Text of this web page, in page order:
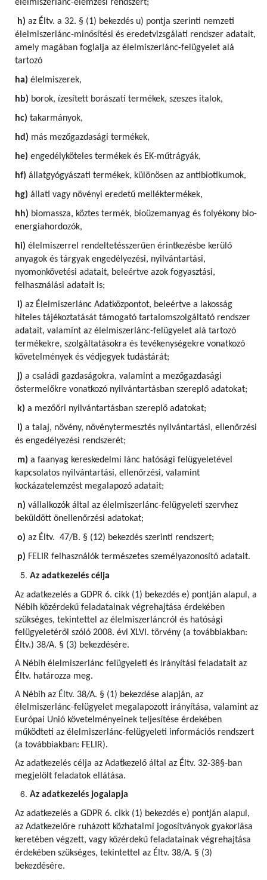
élelmiszerlánc-elemzési rendszert;
h) az Éltv. a 32. § (1) bekezdés u) pontja szerinti nemzeti
élelmiszerlánc-minősítési és eredetvizsgálati rendszer adatait,
amely magában foglalja az élelmiszerlánc-felügyelet alá
tartozó
ha) élelmiszerek,
hb) borok, ízesített borászati termékek, szeszes italok,
hc) takarmányok,
hd) más mezőgazdasági termékek,
he) engedélyköteles termékek és EK-műtrágyák,
hf) állatgyógyászati termékek, különösen az antibiotikumok,
hg) állati vagy növényi eredetű melléktermékek,
hh) biomassza, köztes termék, bioüzemanyag és folyékony bio-
energiahordozók,
hi) élelmiszerrel rendeltetésszerűen érintkezésbe kerülő
anyagok és tárgyak engedélyezési, nyilvántartási,
nyomonkövetési adatait, beleértve azok fogyasztási,
felhasználási adatait is;
i) az Élelmiszerlánc Adatközpontot, beleértve a lakosság
hiteles tájékoztatását támogató tartalomszolgáltató rendszer
adatait, valamint az élelmiszerlánc-felügyelet alá tartozó
termékekre, szolgáltatásokra és tevékenységekre vonatkozó
követelmények és védjegyek tudástárát;
j) a családi gazdaságokra, valamint a mezőgazdasági
őstermelőkre vonatkozó nyilvántartásban szereplő adatokat;
k) a mezőőri nyilvántartásban szereplő adatokat;
l) a talaj, növény, növénytermesztés nyilvántartási, ellenőrzési
és engedélyezési rendszerét;
m) a faanyag kereskedelmi lánc hatósági felügyeletével
kapcsolatos nyilvántartási, ellenőrzési, valamint
kockázatelemzést megalapozó adatait;
n) vállalkozók által az élelmiszerlánc-felügyeleti szervhez
beküldött önellenőrzési adatokat;
o) az Éltv. 47/B. § (12) bekezdés szerinti rendszert;
p) FELIR felhasználók természetes személyazonosító adatait.
Az adatkezelés célja
Az adatkezelés a GDPR 6. cikk (1) bekezdés e) pontján alapul, a
Nébih közérdekű feladatainak végrehajtása érdekében
szükséges, tekintettel az élelmiszerláncról és hatósági
felügyeletéről szóló 2008. évi XLVI. törvény (a továbbiakban:
Éltv.) 38/A. § (3) bekezdésére.
A Nébih élelmiszerlánc felügyeleti és irányítási feladatait az
Éltv. határozza meg.
A Nébih az Éltv. 38/A. § (1) bekezdése alapján, az
élelmiszerlánc-felügyelet megalapozott irányítása, valamint az
Európai Unió követelményeinek teljesítése érdekében
működteti az élelmiszerlánc-felügyeleti információs rendszert
(a továbbiakban: FELIR).
Az adatkezelés célja az Adatkezelő által az Éltv. 32-38§-ban
megjelölt feladatok ellátása.
Az adatkezelés jogalapja
Az adatkezelés a GDPR 6. cikk (1) bekezdés e) pontján alapul,
az Adatkezelőre ruházott közhatalmi jogosítványok gyakorlása
keretében végzett, vagy közérdekű feladatainak végrehajtása
érdekében szükséges, tekintettel az Éltv. 38/A. § (3)
bekezdésére.